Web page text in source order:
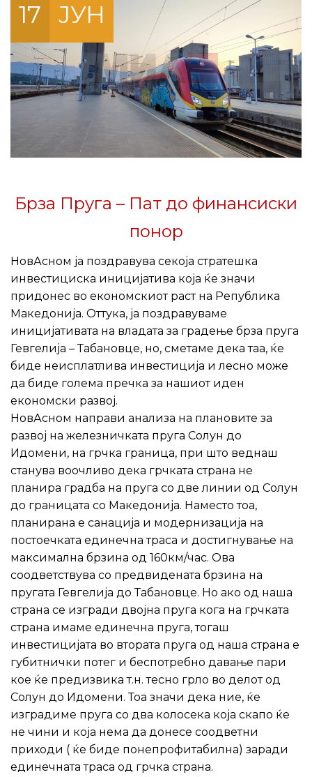
17 ЈУН
Брза Пруга – Пат до финансиски
понор
НовАсном ja поздравува секоја стратешка
инвестициска иницијатива која ќе значи
придонес во економскиот раст на Република
Македонија. Оттука, ја поздравуваме
иницијативата на владата за градење брза пруга
Гевгелија – Табановце, но, сметаме дека таа, ќе
биде неисплатлива инвестиција и лесно може
да биде голема пречка за нашиот иден
економски развој.
НовАсном направи анализа на плановите за
развој на железничката пруга Солун до
Идомени, на грчка граница, при што веднаш
станува воочливо дека грчката страна не
планира градба на пруга со две линии од Солун
до границата со Македонија. Наместо тоа,
планирана е санација и модернизација на
постоечката единечна траса и достигнување на
максимална брзина од 160км/час. Ова
соодветствува со предвидената брзина на
пругата Гевгелија до Табановце. Но ако од наша
страна се изгради двојна пруга кога на грчката
страна имаме единечна пруга, тогаш
инвестицијата во втората пруга од наша страна е
губитнички потег и беспотребно давање пари
кое ќе предизвика т.н. тесно грло во делот од
Солун до Идомени. Тоа значи дека ние, ќе
изградиме пруга со два колосека која скапо ќе
не чини и која нема да донесе соодветни
приходи ( ќе биде понепрофитабилна) заради
единечната траса од грчка страна.